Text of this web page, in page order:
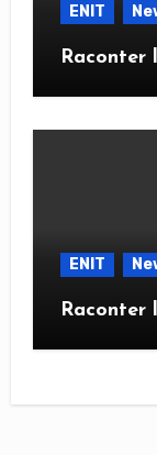
ENIT
Raconter
ENIT
Raconter